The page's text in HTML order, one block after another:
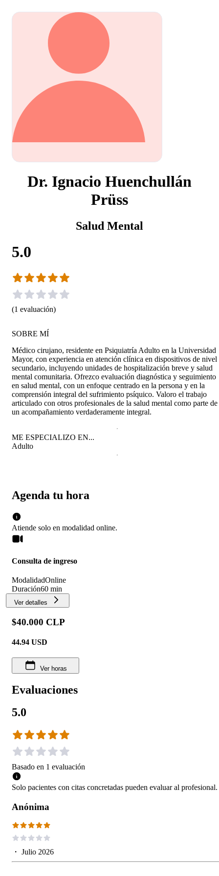
Dr. Ignacio Huenchullán
Prüss
Salud Mental
5.0
(1 evaluación)
Agenda tu hora
Atiende solo en modalidad online.
Consulta de ingreso
ModalidadOnline
Duración60 min
Ver detalles
$40.000 CLP
44.94 USD
Ver horas
Evaluaciones
5.0
Basado en 1 evaluación
Solo pacientes con citas concretadas pueden evaluar al profesional.
Anónima
・ Julio 2026
SOBRE MÍ
Médico cirujano, residente en Psiquiatría Adulto en la Universidad
Mayor, con experiencia en atención clínica en dispositivos de nivel
secundario, incluyendo unidades de hospitalización breve y salud
mental comunitaria. Ofrezco evaluación diagnóstica y seguimiento
en salud mental, con un enfoque centrado en la persona y en la
comprensión integral del sufrimiento psíquico. Valoro el trabajo
articulado con otros profesionales de la salud mental como parte de
un acompañamiento verdaderamente integral.
ME ESPECIALIZO EN...
Adulto